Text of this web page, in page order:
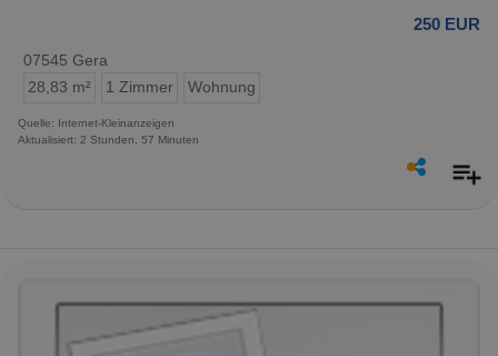
250 EUR
07545 Gera
28,83 m²
1 Zimmer Wohnung
Quelle: Internet-Kleinanzeigen
Aktualisiert: 2 Stunden, 57 Minuten